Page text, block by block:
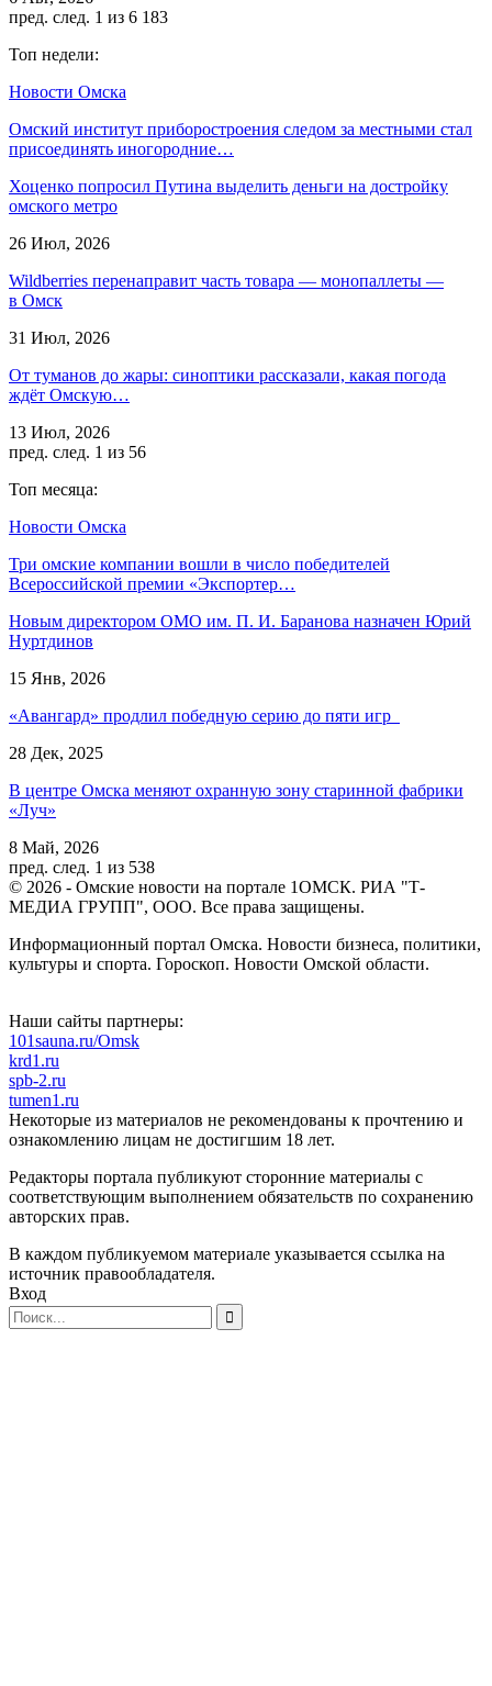
пред. след. 1 из 6 183
Топ недели:
Новости Омска
Омский институт приборостроения следом за местными стал
присоединять иногородние…
Хоценко попросил Путина выделить деньги на достройку
омского метро
26 Июл, 2026
Wildberries перенаправит часть товара — монопаллеты —
в Омск
31 Июл, 2026
От туманов до жары: синоптики рассказали, какая погода
ждёт Омскую…
13 Июл, 2026
пред. след. 1 из 56
Топ месяца:
Новости Омска
Три омские компании вошли в число победителей
Всероссийской премии «Экспортер…
Новым директором ОМО им. П. И. Баранова назначен Юрий
Нуртдинов
15 Янв, 2026
«Авангард» продлил победную серию до пяти игр
28 Дек, 2025
В центре Омска меняют охранную зону старинной фабрики
«Луч»
8 Май, 2026
пред. след. 1 из 538
© 2026 - Омские новости на портале 1ОМСК. РИА "Т-
МЕДИА ГРУПП", ООО. Все права защищены.
Информационный портал Омска. Новости бизнеса, политики,
культуры и спорта. Гороскоп. Новости Омской области.
Наши сайты партнеры:
101sauna.ru/Omsk
krd1.ru
spb-2.ru
tumen1.ru
Некоторые из материалов не рекомендованы к прочтению и
ознакомлению лицам не достигшим 18 лет.
Редакторы портала публикуют сторонние материалы с
соответствующим выполнением обязательств по сохранению
авторских прав.
В каждом публикуемом материале указывается ссылка на
источник правообладателя.
Вход